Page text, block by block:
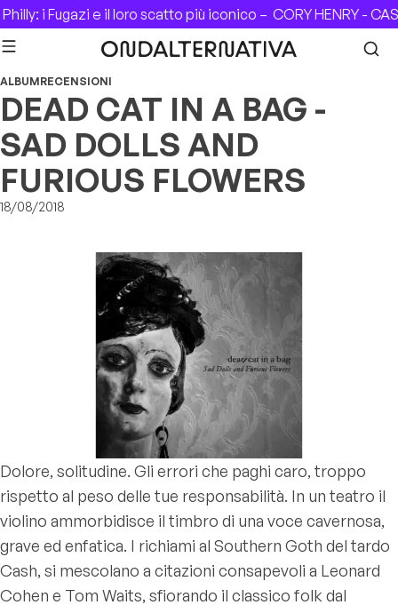
Skip to content
i Fugazi e il loro scatto più iconico –CORY HENRY -
ALBUMRECENSIONI
DEAD CAT IN A BAG -
SAD DOLLS AND
FURIOUS FLOWERS
18/08/2018
Dolore, solitudine. Gli errori che paghi caro, troppo
rispetto al peso delle tue responsabilità. In un teatro il
violino ammorbidisce il timbro di una voce cavernosa,
grave ed enfatica. I richiami al Southern Goth del tardo
Cash, si mescolano a citazioni consapevoli a Leonard
Cohen e Tom Waits, sfiorando il classico folk dal